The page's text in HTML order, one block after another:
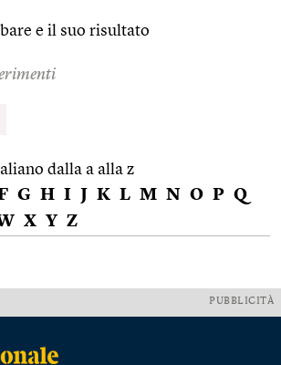
e il suo risultato
dalla a alla z
G H I J K L M N O P Q
X Y Z
PUBBLICITÀ